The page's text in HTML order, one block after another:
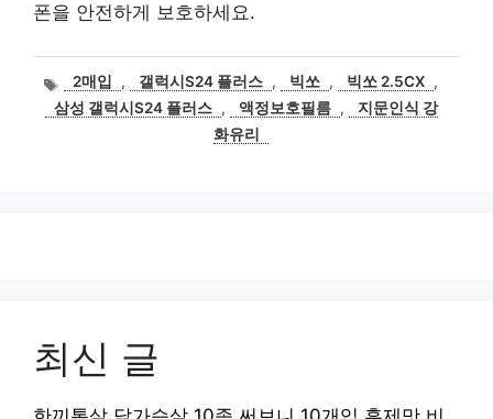
폰을 안전하게 보호하세요.
태
그
2매입 , 갤럭시S24 플러스 , 빅쏘 , 빅쏘 2.5CX ,
삼성 갤럭시S24 플러스 , 액정보호필름 ,
지문인식 강
화유리
최신 글